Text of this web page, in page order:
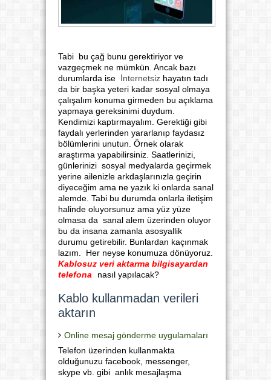
Tabi bu çağ bunu gerektiriyor ve
vazgeçmek ne mümkün. Ancak bazı
durumlarda ise İnternetsizhayatın tadı
da bir başka yeteri kadar sosyal olmaya
çalışalım konuma girmeden bu açıklama
yapmaya gereksinimi duydum.
Kendimizi kaptırmayalım. Gerektiği gibi
faydalı yerlerinden yararlanıp faydasız
bölümlerini unutun. Örnek olarak
araştırma yapabilirsiniz. Saatlerinizi,
günlerinizi sosyal medyalarda geçirmek
yerine ailenizle arkdaşlarınızla geçirin
diyeceğim ama ne yazık ki onlarda sanal
alemde. Tabi bu durumda onlarla iletişim
halinde oluyorsunuz ama yüz yüze
olmasa da sanal alem üzerinden oluyor
bu da insana zamanla asosyallik
durumu getirebilir. Bunlardan kaçınmak
lazım. Her neyse konumuza dönüyoruz.
Kablosuz veri aktarma bilgisayardan
telefona
nasıl yapılacak?
Kablo kullanmadan verileri
aktarın
Online mesaj gönderme uygulamaları
Telefon üzerinden kullanmakta
olduğunuzu facebook, messenger,
skype vb. gibi anlık mesajlaşma